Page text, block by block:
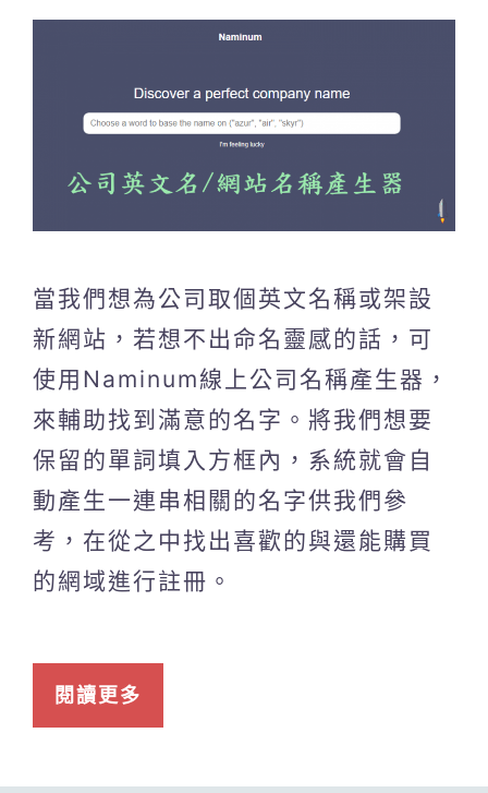
當我們想為公司取個英文名稱或架設
新網站，若想不出命名靈感的話，可
使用Naminum線上公司名稱產生器，
來輔助找到滿意的名字。將我們想要
保留的單詞填入方框內，系統就會自
動產生一連串相關的名字供我們參
考，在從之中找出喜歡的與還能購買
的網域進行註冊。
閱讀更多